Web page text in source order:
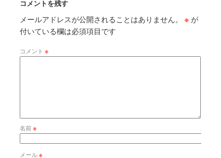
コメントを残す
メールアドレスが公開されることはありません。 ※ が
付いている欄は必須項目です
コメント ※
名前※
メール※